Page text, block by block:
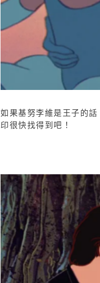
如果基努李維是王子的
印很快找得到吧！